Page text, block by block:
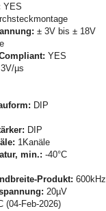
YES
± 3V bis ± 18V
YES
µs
DIP
DIP
1Kanäle
min.: -40°C
Produkt: 600kHz
20µV
(04-Feb-2026)